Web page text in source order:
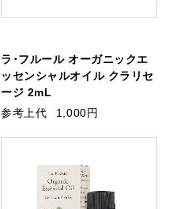
ラ･フルール オーガニックエ
ッセンシャルオイル クラリセ
ージ 2mL
参考上代
1,000円